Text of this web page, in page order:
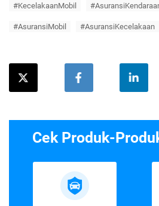
#KecelakaanMobil
#AsuransiMobil #AsuransiKecelakaan
Cek Produk-